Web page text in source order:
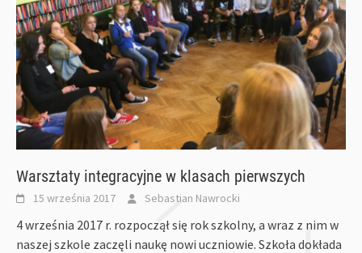
Warsztaty integracyjne w klasach pierwszych
15 września 2017 Sebastian Nawrocki
4 września 2017 r. rozpoczął się rok szkolny, a wraz z nim w
naszej szkole zaczęli naukę nowi uczniowie. Szkoła dokłada